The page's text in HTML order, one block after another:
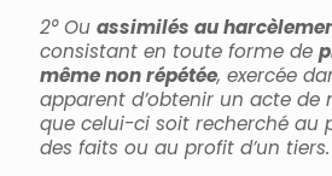
2° Ou assimilés au
consistant en toute forme de
même non répétée, exercée
apparent d’obtenir un acte de
que celui-ci soit recherché au
des faits ou au profit d’un tiers.